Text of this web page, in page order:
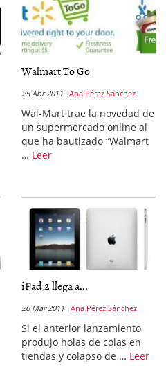
Walmart To Go
25 Abr 2011 Ana Pérez Sánchez
Wal-Mart trae la novedad de
un supermercado online al
que ha bautizado “Walmart
… Leer
iPad 2 llega a...
26 Mar 2011 Ana Pérez Sánchez
Si el anterior lanzamiento
produjo holas de colas en
tiendas y colapso de … Leer